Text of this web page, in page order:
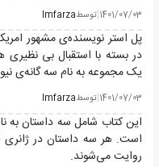
1401/07/03
|توسطImfarza
پل استر نویسنده‌ی مشهور
در بسته با استقبال بی
یک مجموعه به نام سه گانه‌ی
1401/07/03
|توسطImfarza
این کتاب شامل سه داستان به
است. هر سه داستان در ژانری
روایت می‌شوند.